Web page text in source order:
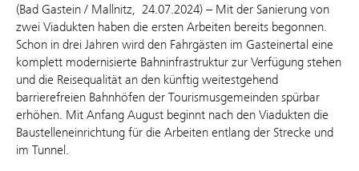
(Bad Gastein / Mallnitz, 24.07.2024) – Mit der Sanierung von
zwei Viadukten haben die ersten Arbeiten bereits begonnen.
Schon in drei Jahren wird den Fahrgästen im Gasteinertal eine
komplett modernisierte Bahninfrastruktur zur Verfügung stehen
und die Reisequalität an den künftig weitestgehend
barrierefreien Bahnhöfen der Tourismusgemeinden spürbar
erhöhen. Mit Anfang August beginnt nach den Viadukten die
Baustelleneinrichtung für die Arbeiten entlang der Strecke und
im Tunnel.